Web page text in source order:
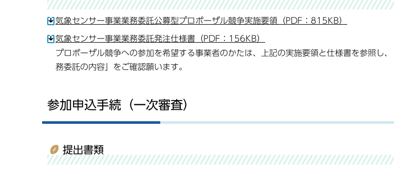
気象センサー事業業務委託公募型プロポーザル競争実施要領（PDF：815KB）
気象センサー事業業務委託発注仕様書（PDF：156KB）
プロポーザル競争への参加を希望する事業者のかたは、上記の実施要領と仕様書を参照し
務委託の内容」をご確認願います。
参加申込手続（一次審査）
提出書類